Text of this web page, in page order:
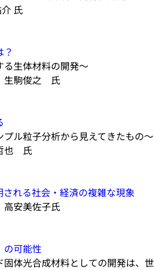
氏
生体材料の開発〜
生駒俊之 氏
ル粒子分析から見えてきたもの～
也 氏
れる社会・経済の複雑な現象
安美佐子氏
の可能性
体光合成材料としての開発は、世